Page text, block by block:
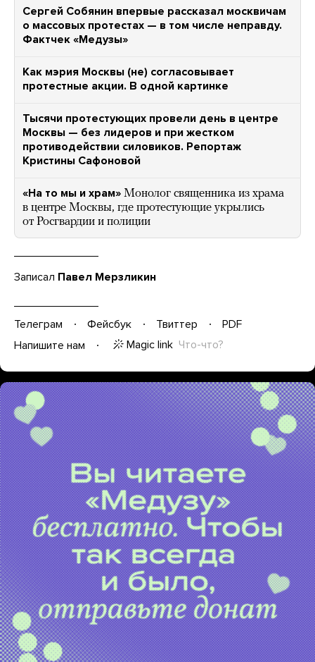
Сергей Собянин впервые рассказал москвичам
о массовых протестах — в том числе неправду.
Фактчек «Медузы»
Как мэрия Москвы (не) согласовывает
протестные акции. В одной картинке
Тысячи протестующих провели день в центре
Москвы — без лидеров и при жестком
противодействии силовиков. Репортаж
Кристины Сафоновой
«На то мы и храм» Монолог священника из храма
в центре Москвы, где протестующие укрылись
от Росгвардии и полиции
Записал Павел Мерзликин
Телеграм Фейсбук Твиттер
PDF
Напишите нам
Magic link Что-что?